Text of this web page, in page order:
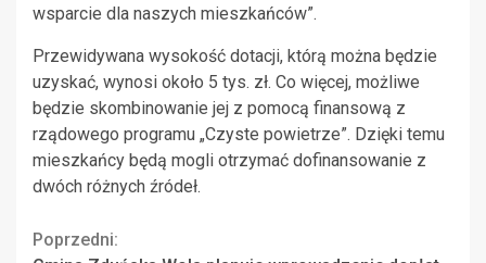
wsparcie dla naszych mieszkańców”.
Przewidywana wysokość dotacji, którą można będzie
uzyskać, wynosi około 5 tys. zł. Co więcej, możliwe
będzie skombinowanie jej z pomocą finansową z
rządowego programu „Czyste powietrze”. Dzięki temu
mieszkańcy będą mogli otrzymać dofinansowanie z
dwóch różnych źródeł.
Continue
Poprzedni: